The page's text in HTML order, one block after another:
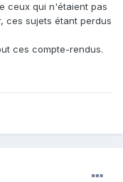
ceux qui n'étaient pas
ces sujets étant perdus
ces compte-rendus.